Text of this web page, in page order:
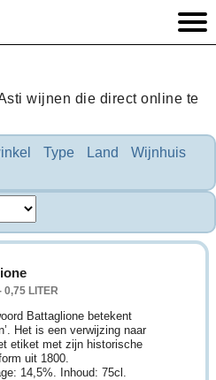
wijnen die direct online te
Type Land
Wijnhuis
0,75 LITER
Battaglione betekent
Het is een verwijzing naar
etiket met zijn historische
uit 1800.
14,5%. Inhoud: 75cl.